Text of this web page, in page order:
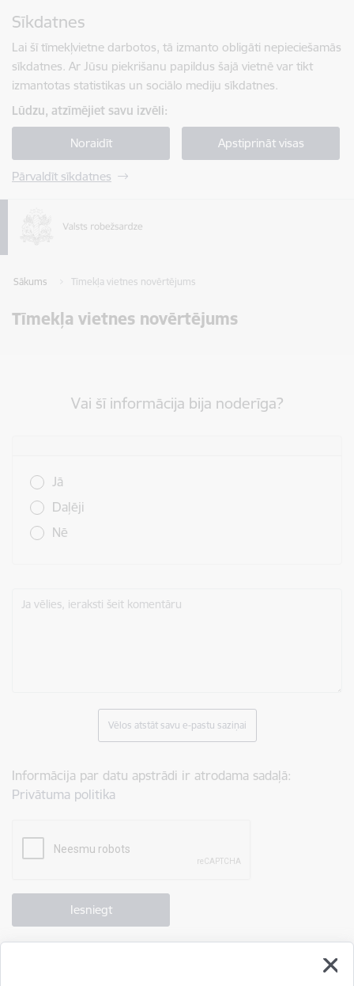
Sīkdatnes
Lai šī tīmekļvietne darbotos, tā izmanto obligāti nepieciešamās
sīkdatnes. Ar Jūsu piekrišanu papildus šajā vietnē var tikt
izmantotas statistikas un sociālo mediju sīkdatnes.
Lūdzu, atzīmējiet savu izvēli:
Noraidīt Apstiprināt visas
Pārvaldīt sīkdatnes
Sākums Tīmekļa vietnes novērtējums
Tīmekļa vietnes novērtējums
Vai šī informācija bija noderīga?
Jā
Daļēji
Nē
Ja vēlies, ieraksti šeit komentāru
Vēlos atstāt savu e-pastu saziņai
Informācija par datu apstrādi ir atrodama sadaļā:
Privātuma politika